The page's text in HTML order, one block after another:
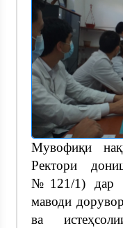
Мувофиқи
Ректори
№121/1) дар
маводи
ва